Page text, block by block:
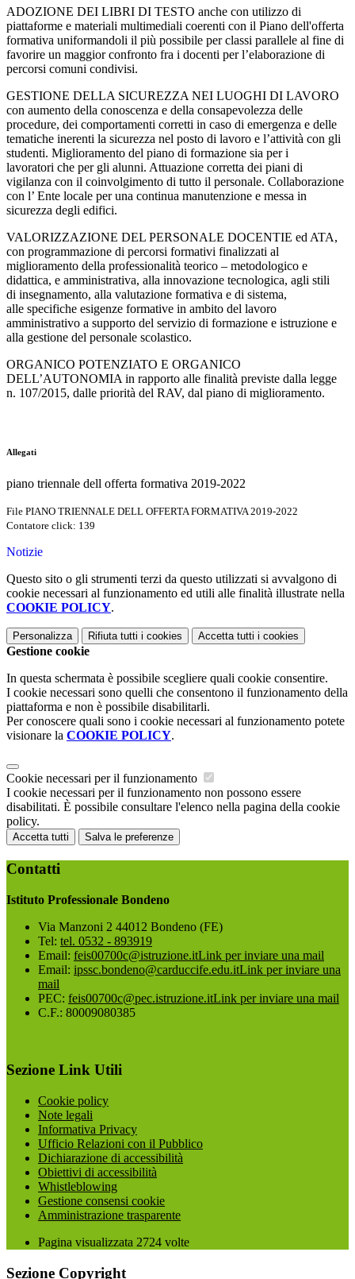
ADOZIONE DEI LIBRI DI TESTO anche con utilizzo di
piattaforme e materiali multimediali coerenti con il Piano dell'offerta
formativa uniformandoli il più possibile per classi parallele al fine di
favorire un maggior confronto fra i docenti per l’elaborazione di
percorsi comuni condivisi.
GESTIONE DELLA SICUREZZA NEI LUOGHI DI LAVORO
con aumento della conoscenza e della consapevolezza delle
procedure, dei comportamenti corretti in caso di emergenza e delle
tematiche inerenti la sicurezza nel posto di lavoro e l’attività con gli
studenti. Miglioramento del piano di formazione sia per i
lavoratori che per gli alunni. Attuazione corretta dei piani di
vigilanza con il coinvolgimento di tutto il personale. Collaborazione
con l’ Ente locale per una continua manutenzione e messa in
sicurezza degli edifici.
VALORIZZAZIONE DEL PERSONALE DOCENTIE ed ATA,
con programmazione di percorsi formativi finalizzati al
miglioramento della professionalità teorico – metodologico e
didattica, e amministrativa, alla innovazione tecnologica, agli stili
di insegnamento, alla valutazione formativa e di sistema,
alle specifiche esigenze formative in ambito del lavoro
amministrativo a supporto del servizio di formazione e istruzione e
alla gestione del personale scolastico.
ORGANICO POTENZIATO E ORGANICO
DELL’AUTONOMIA in rapporto alle finalità previste dalla legge
n. 107/2015, dalle priorità del RAV, dal piano di miglioramento.
Allegati
piano triennale dell offerta formativa 2019-2022
File PIANO TRIENNALE DELL OFFERTA FORMATIVA 2019-2022
Contatore click: 139
Notizie
Questo sito o gli strumenti terzi da questo utilizzati si avvalgono di
cookie necessari al funzionamento ed utili alle finalità illustrate nella
COOKIE POLICY.
Personalizza Rifiuta tutti i cookies Accetta tutti i cookies
Gestione cookie
In questa schermata è possibile scegliere quali cookie consentire.
I cookie necessari sono quelli che consentono il funzionamento della
piattaforma e non è possibile disabilitarli.
Per conoscere quali sono i cookie necessari al funzionamento potete
visionare la COOKIE POLICY.
Cookie necessari per il funzionamento
I cookie necessari per il funzionamento non possono essere
disabilitati. È possibile consultare l'elenco nella pagina della cookie
policy.
Accetta tutti Salva le preferenze
Contatti
Istituto Professionale Bondeno
Via Manzoni 2 44012 Bondeno (FE)
Tel: tel. 0532 - 893919
Email: feis00700c@istruzione.itLink per inviare una mail
Email: ipssc.bondeno@carduccife.edu.itLink per inviare una
mail
PEC: feis00700c@pec.istruzione.itLink per inviare una mail
C.F.: 80009080385
Sezione Link Utili
Cookie policy
Note legali
Informativa Privacy
Ufficio Relazioni con il Pubblico
Dichiarazione di accessibilità
Obiettivi di accessibilità
Whistleblowing
Gestione consensi cookie
Amministrazione trasparente
Pagina visualizzata 2724 volte
Sezione Copyright